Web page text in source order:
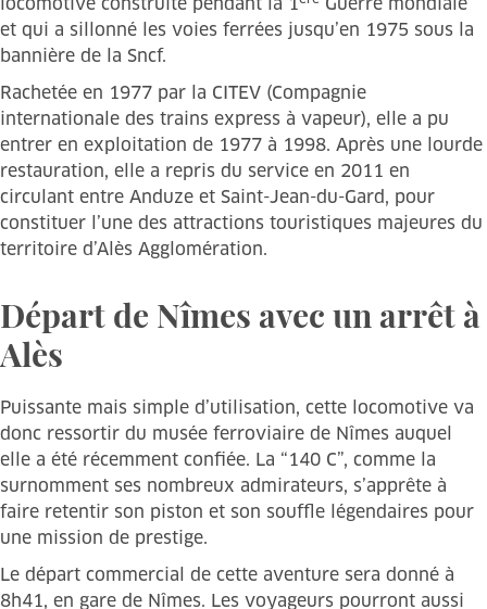
et qui a sillonné les voies ferrées jusqu’en 1975 sous la
bannière de la Sncf.
Rachetée en 1977 par la CITEV (Compagnie
internationale des trains express à vapeur), elle a pu
entrer en exploitation de 1977 à 1998. Après une lourde
restauration, elle a repris du service en 2011 en
circulant entre Anduze et Saint-Jean-du-Gard, pour
constituer l’une des attractions touristiques majeures du
territoire d’Alès Agglomération.
Départ de Nîmes avec un arrêt à
Alès
Puissante mais simple d’utilisation, cette locomotive va
donc ressortir du musée ferroviaire de Nîmes auquel
elle a été récemment confiée. La “140 C”, comme la
surnomment ses nombreux admirateurs, s’apprête à
faire retentir son piston et son souffle légendaires pour
une mission de prestige.
Le départ commercial de cette aventure sera donné à
8h41, en gare de Nîmes. Les voyageurs pourront aussi